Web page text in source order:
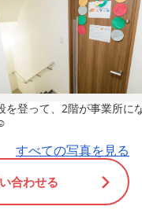
操作に慣れてきた後半
「30秒アタック」を開
「30秒間でいくつ取れる
のタイムアタックに、み
チャレンジしました。
の様子 準備されたセッ
にした瞬間から早くや
いモード！お祭りで経験
ことがあるお子さんもい
やったことある！」と
いました😊 「30秒アタ
を登って、2階が事業所に
すべての写真を見る
合わせる